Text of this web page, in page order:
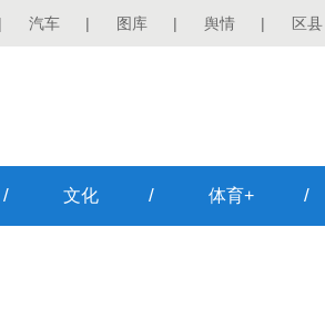
| 汽车 | 图库 | 舆情 | 区县
/ 文化 / 体育+ /